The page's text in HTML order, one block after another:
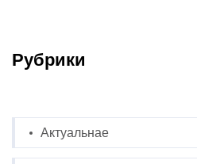
Рубрики
Актуальнае